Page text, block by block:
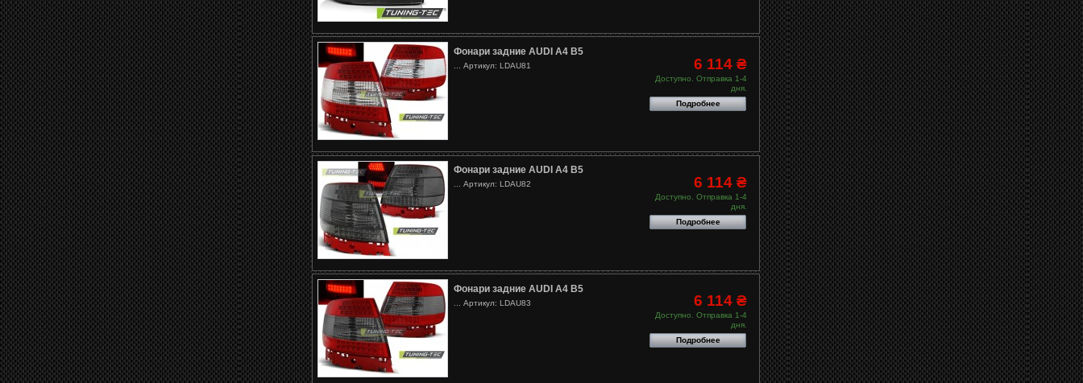
Фонари задние AUDI A4 B5
... Артикул: LDAU81 6 114 ₴
Доступно. Отправка 1-4
дня.
Подробнее
Фонари задние AUDI A4 B5
... Артикул: LDAU82 6 114 ₴
Доступно. Отправка 1-4
дня.
Подробнее
Фонари задние AUDI A4 B5
... Артикул: LDAU83 6 114 ₴
Доступно. Отправка 1-4
дня.
Подробнее